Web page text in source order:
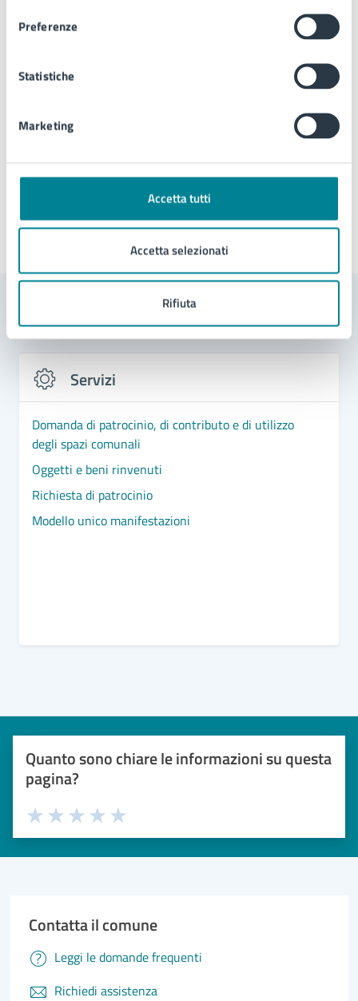
Preferenze
Statistiche
Marketing
Accetta tutti
Accetta selezionati
Rifiuta
Telefono:
E-mail:
Ultimo aggiornamento:11/02/2026, 08:15
Contenuti correlati
Servizi
Domanda di patrocinio, di contributo e di utilizzo
degli spazi comunali
Oggetti e beni rinvenuti
Richiesta di patrocinio
Modello unico manifestazioni
Quanto sono chiare le informazioni su questa
pagina?
Valuta 5 stelle su 5
Valuta 4 stelle su 5
Valuta 3 stelle su 5
Valuta 2 stelle su 5
Valuta 1 stelle su 5
Contatta il comune
Leggi le domande frequenti
Richiedi assistenza